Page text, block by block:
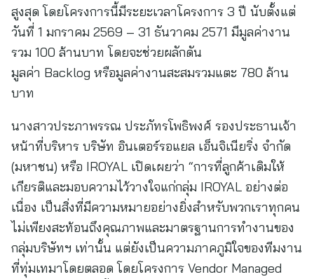
สูงสุด โดยโครงการนี้มีระยะเวลาโครงการ 3 ปี นับตั้งแต่
วันที่ 1 มกราคม 2569 – 31 ธันวาคม 2571 มีมูลค่างาน
รวม 100 ล้านบาท โดยจะช่วยผลักดัน
มูลค่า Backlog หรือมูลค่างานสะสมรวมแตะ 780 ล้าน
บาท
นางสาวประภาพรรณ ประภัทรโพธิพงศ์ รองประธานเจ้า
หน้าที่บริหาร บริษัท อินเตอร์รอแยล เอ็นจิเนียริ่ง จำกัด
(มหาชน) หรือ IROYAL เปิดเผยว่า “การที่ลูกค้าเดิมให้
เกียรติและมอบความไว้วางใจแก่กลุ่ม IROYAL อย่างต่อ
เนื่อง เป็นสิ่งที่มีความหมายอย่างยิ่งสำหรับพวกเราทุกคน
ไม่เพียงสะท้อนถึงคุณภาพและมาตรฐานการทำงานของ
กลุ่มบริษัทฯ เท่านั้น แต่ยังเป็นความภาคภูมิใจของทีมงาน
ที่ทุ่มเทมาโดยตลอด โดยโครงการ Vendor Managed